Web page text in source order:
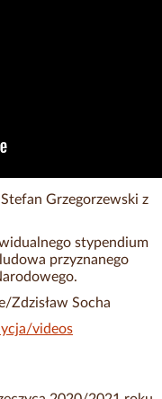
Grzegorzewski z
stypendium
przyznanego
Zdzisław Socha
videos